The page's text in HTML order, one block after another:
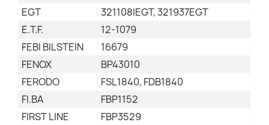
EGT
321108IEGT, 321937EGT
E.T.F.
12-1079
FEBI BILSTEIN
16679
FENOX
BP43010
FERODO
FSL1840, FDB1840
FI.BA
FBP1152
FIRST LINE
FBP3529